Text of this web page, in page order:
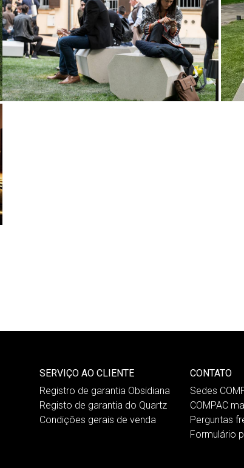
SERVIÇO AO CLIENTE
Registro de garantia Obsidiana
Registo de garantia do Quartz
Condições gerais de venda
CONTATO
Sedes
COMPAC
Perguntas
Formulário